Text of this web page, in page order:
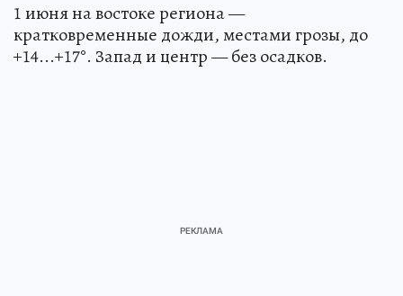
1 июня на востоке региона —
кратковременные дожди, местами грозы, до
+14...+17°. Запад и центр — без осадков.